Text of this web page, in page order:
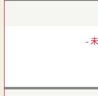
-